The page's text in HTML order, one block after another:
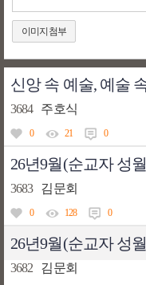
이미지첨부
3684 주호식
0 21 0
26년9월(순교자 성
3683 김문회
0 128 0
26년9월(순교자 성
3682 김문회